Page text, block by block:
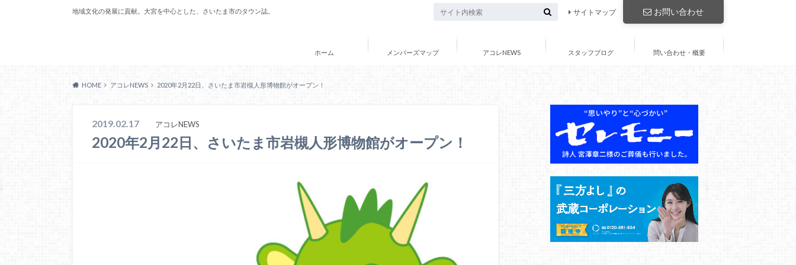
地域文化の発展に貢献。大宮を中心とした、さいたま市のタウン誌。 お問い合わせ
サイトマップ
ホーム メンバーズマップ アコレNEWS スタッフブログ 問い合わせ・概要
HOME アコレNEWS 2020年2月22日、さいたま市岩槻人形博物館がオープン！
2019.02.17 アコレNEWS
2020年2月22日、さいたま市岩槻人形博物館がオープン！